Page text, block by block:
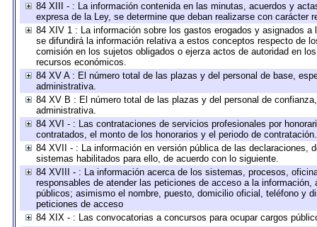
84 XIII - : La información contenida en las minutas, acuerdos y
expresa de la Ley, se determine que deban realizarse con carácter
84 XIV 1 : La información sobre los gastos erogados y asignados
se difundirá la información relativa a estos conceptos respecto de
comisión en los sujetos obligados o ejerza actos de autoridad en
recursos económicos.
84 XV A : El número total de las plazas y del personal de base,
administrativa.
84 XV B : El número total de las plazas y del personal de
administrativa.
84 XVI - : Las contrataciones de servicios profesionales por
contratados, el monto de los honorarios y el periodo de contratación.
84 XVII - : La información en versión pública de las
sistemas habilitados para ello, de acuerdo con lo siguiente.
84 XVIII - : La información acerca de los sistemas, procesos,
responsables de atender las peticiones de acceso a la
públicos; asimismo el nombre, puesto, domicilio oficial, teléfono y
peticiones de acceso
84 XIX - : Las convocatorias a concursos para ocupar cargos